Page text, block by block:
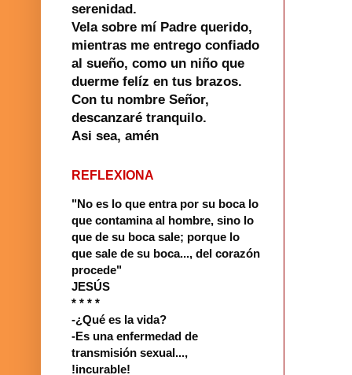
serenidad.
Vela sobre mí Padre querido,
mientras me entrego confiado
al sueño, como un niño que
duerme felíz en tus brazos.
Con tu nombre Señor,
descanzaré tranquilo.
Asi sea, amén
REFLEXIONA
"No es lo que entra por su boca lo
que contamina al hombre, sino lo
que de su boca sale; porque lo
que sale de su boca..., del corazón
procede"
JESÚS
* * * *
-¿Qué es la vida?
-Es una enfermedad de
transmisión sexual...,
!incurable!